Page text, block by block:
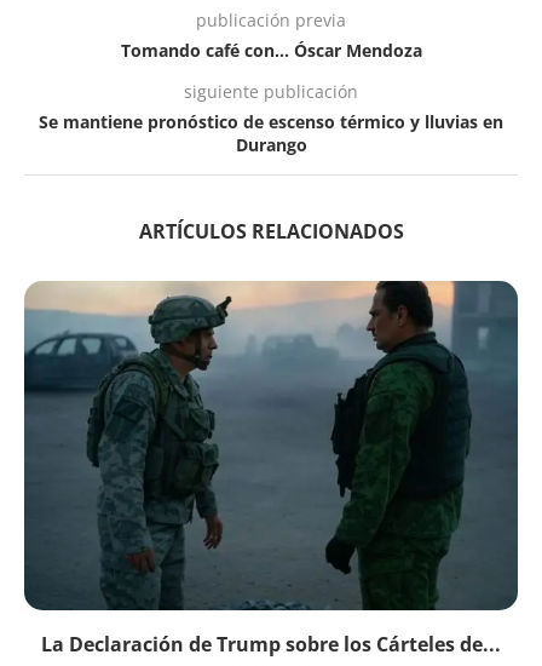
publicación previa
Tomando café con… Óscar Mendoza
siguiente publicación
Se mantiene pronóstico de escenso térmico y lluvias en
Durango
ARTÍCULOS RELACIONADOS
La Declaración de Trump sobre los Cárteles de...